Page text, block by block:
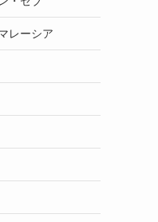
レーシア